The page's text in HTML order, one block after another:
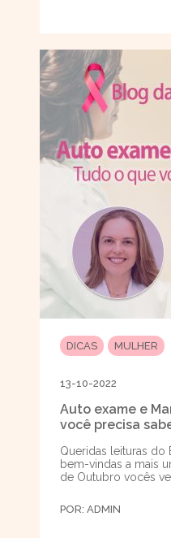
DICAS MULHER
13-10-2022
Auto exame e
você precisa
Queridas leituras do
bem-vindas a mais
de Outubro vocês
POR: ADMIN